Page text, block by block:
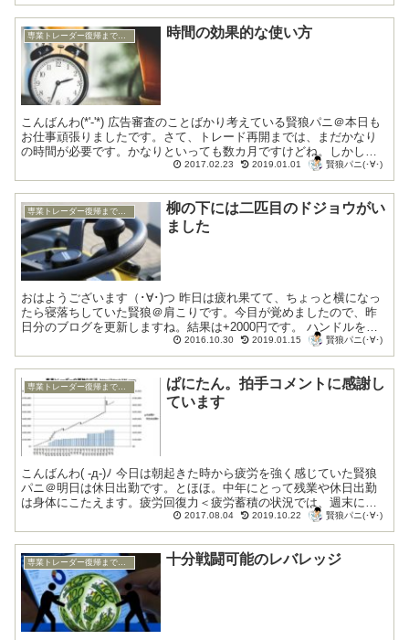
専業トレーダー復帰までの底辺生活編 時間の効果的な使い方
こんばんわ(*'-'*) 広告審査のことばかり考えている賢狼パニ＠本日も
お仕事頑張りましたです。さて、トレード再開までは、まだかなり
の時間が必要です。かなりといっても数カ月ですけどね。しかし、
43歳のわっちにとっては、あまり悠...
2017.02.23 2019.01.01 賢狼パニ(･∀･)
専業トレーダー復帰までの底辺生活編
柳の下には二匹目のドジョウがい
ました
おはようございます（･∀･)つ 昨日は疲れ果てて、ちょっと横になっ
たら寝落ちしていた賢狼＠肩こりです。今目が覚めましたので、昨
日分のブログを更新しますね。結果は+2000円です。 ハンドルを握
るお仕事か、レバーを叩くお仕...2016.10.30 2019.01.15 賢狼パニ(･∀･)
専業トレーダー復帰までの底辺生活編
ぱにたん。拍手コメントに感謝し
ています
こんばんわ( -д-)ﾉ 今日は朝起きた時から疲労を強く感じていた賢狼
パニ＠明日は休日出勤です。とほほ。中年にとって残業や休日出勤
は身体にこたえます。疲労回復力＜疲労蓄積の状況では、週末にな
るまで常に疲労感に悩まされながらの仕...
2017.08.04 2019.10.22 賢狼パニ(･∀･)
専業トレーダー復帰までの底辺生活編 十分戦闘可能のレバレッジ